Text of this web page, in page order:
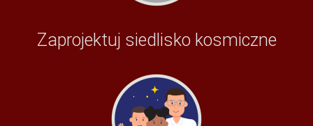
Zaprojektuj siedlisko kosmiczne